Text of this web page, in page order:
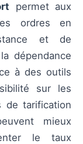
permet aux
ordres en
et de
dépendance
à des outils
sur les
de tarification
mieux
le taux